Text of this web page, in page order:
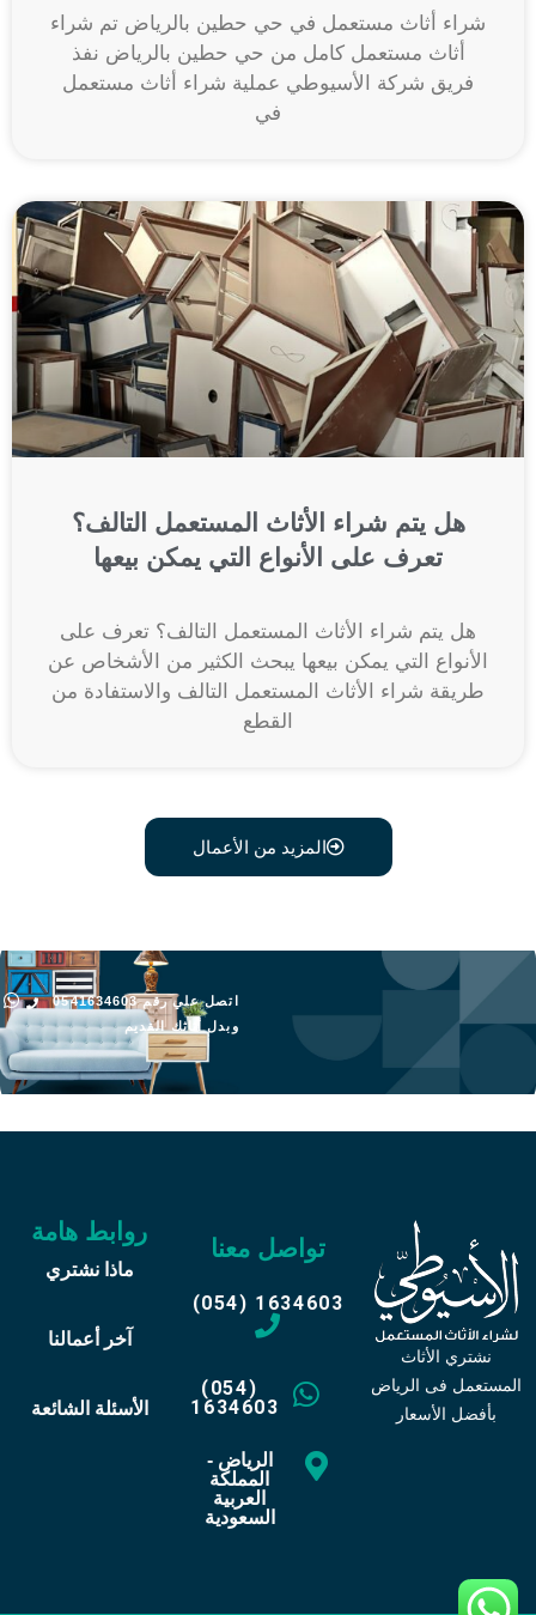
شراء أثاث مستعمل في حي حطين بالرياض تم شراء
أثاث مستعمل كامل من حي حطين بالرياض نفذ
فريق شركة الأسيوطي عملية شراء أثاث مستعمل
في
هل يتم شراء الأثاث المستعمل التالف؟
تعرف على الأنواع التي يمكن بيعها
هل يتم شراء الأثاث المستعمل التالف؟ تعرف على
الأنواع التي يمكن بيعها يبحث الكثير من الأشخاص عن
طريقة شراء الأثاث المستعمل التالف والاستفادة من
القطع
المزيد من الأعمال
اتصل علي رقم 0541634603
وبدل أثاثك القديم
روابط هامة
ماذا نشتري
آخر أعمالنا
الأسئلة الشائعة
تواصل معنا
(054) 1634603
(054)
1634603
الرياض -
المملكة
العربية
السعودية
نشتري الأثاث
المستعمل فى الرياض
بأفضل الأسعار